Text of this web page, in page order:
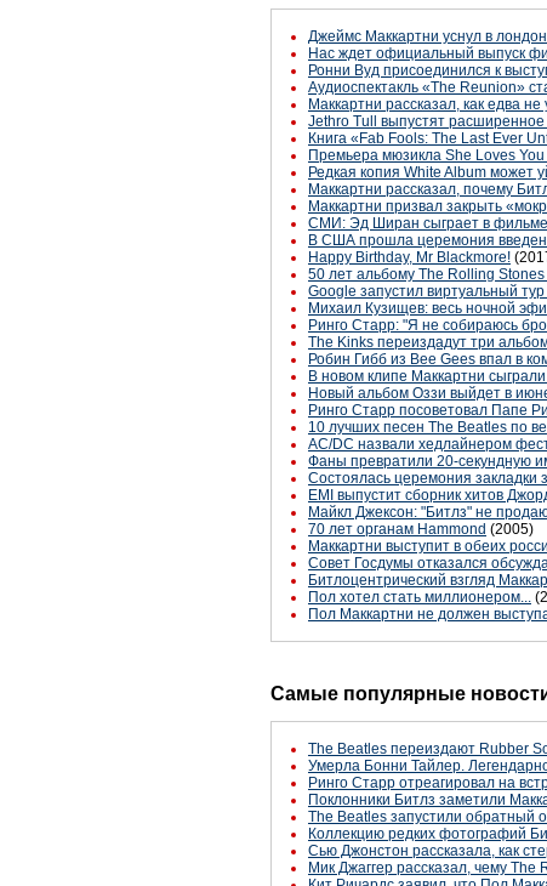
Джеймс Маккартни уснул в
Нас ждет официальный выпуск
Ронни Вуд присоединился к
Аудиоспектакль «The Reunion»
Маккартни рассказал, как едва
Jethro Tull выпустят
Книга «Fab Fools: The Last Ever
Премьера мюзикла She Loves You
Редкая копия White Album может
Маккартни рассказал, почему
Маккартни призвал закрыть
СМИ: Эд Ширан сыграет в фильме
В США прошла церемония
Happy Birthday, Mr Blackmore!
50 лет альбому The Rolling Stones
Google запустил виртуальный
Михаил Кузищев: весь ночной
Ринго Старр: "Я не собираюсь
The Kinks переиздадут три
Робин Гибб из Bee Gees впал в
В новом клипе Маккартни
Новый альбом Оззи выйдет в
Ринго Старр посоветовал Папе
10 лучших песен The Beatles по
AC/DC назвали хедлайнером
Фаны превратили 20-секундную
Состоялась церемония
EMI выпустит сборник хитов
Майкл Джексон: "Битлз" не
70 лет органам Hammond (2005)
Маккартни выступит в обеих
Совет Госдумы отказался
Битлоцентрический взгляд
Пол хотел стать миллионером...
Пол Маккартни не должен
Самые популярные
The Beatles переиздают Rubber
Умерла Бонни Тайлер.
Ринго Старр отреагировал на
Поклонники Битлз заметили
The Beatles запустили обратный
Коллекцию редких фотографий
Сью Джонстон рассказала, как
Мик Джаггер рассказал, чему The